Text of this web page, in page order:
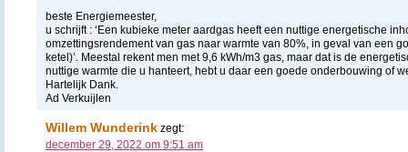
beste Energiemeester,
u schrijft : ‘Een kubieke meter aardgas heeft een nuttige energetische
omzettingsrendement van gas naar warmte van 80%, in geval van een
ketel)’. Meestal rekent men met 9,6 kWh/m3 gas, maar dat is de
nuttige warmte die u hanteert, hebt u daar een goede onderbouwing of
Hartelijk Dank.
Ad Verkuijlen
Willem Wunderink zegt:
december 29, 2022 om 9:51 am